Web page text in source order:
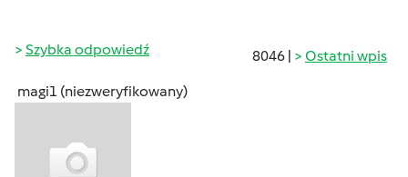
8046 | Ostatni wpis
Szybka odpowiedź
magi1 (niezweryfikowany)